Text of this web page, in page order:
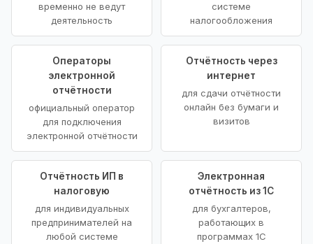
временно не ведут
деятельность
системе
налогообложения
Операторы
электронной
отчётности
официальный оператор
для подключения
электронной отчётности
Отчётность через
интернет
для сдачи отчётности
онлайн без бумаги и
визитов
Отчётность ИП в
налоговую
для индивидуальных
предпринимателей на
любой системе
Электронная
отчётность из 1С
для бухгалтеров,
работающих в
программах 1С